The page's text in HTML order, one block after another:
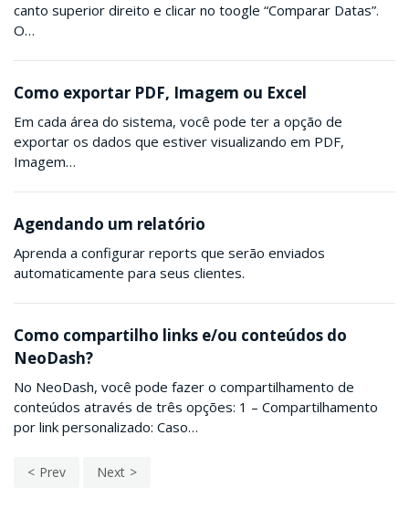
canto superior direito e clicar no toogle “Comparar Datas”.
O…
Como exportar PDF, Imagem ou Excel
Em cada área do sistema, você pode ter a opção de
exportar os dados que estiver visualizando em PDF,
Imagem…
Agendando um relatório
Aprenda a configurar reports que serão enviados
automaticamente para seus clientes.
Como compartilho links e/ou conteúdos do
NeoDash?
No NeoDash, você pode fazer o compartilhamento de
conteúdos através de três opções: 1 – Compartilhamento
por link personalizado: Caso…
Prev Next